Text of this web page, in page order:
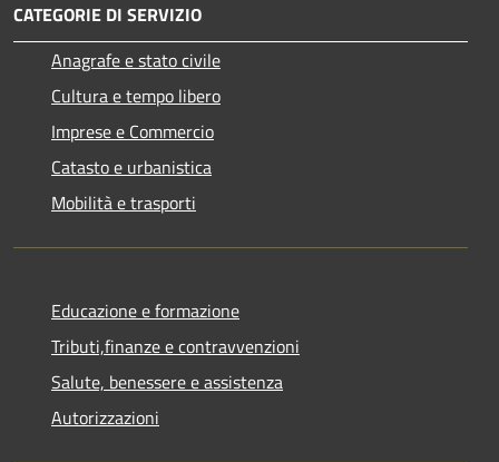
CATEGORIE DI SERVIZIO
Anagrafe e stato civile
Cultura e tempo libero
Imprese e Commercio
Catasto e urbanistica
Mobilità e trasporti
Educazione e formazione
Tributi,finanze e contravvenzioni
Salute, benessere e assistenza
Autorizzazioni